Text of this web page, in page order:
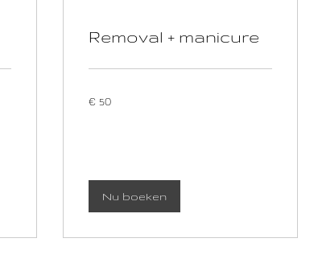
Removal + manicure
euro
€ 50
Nu boeken